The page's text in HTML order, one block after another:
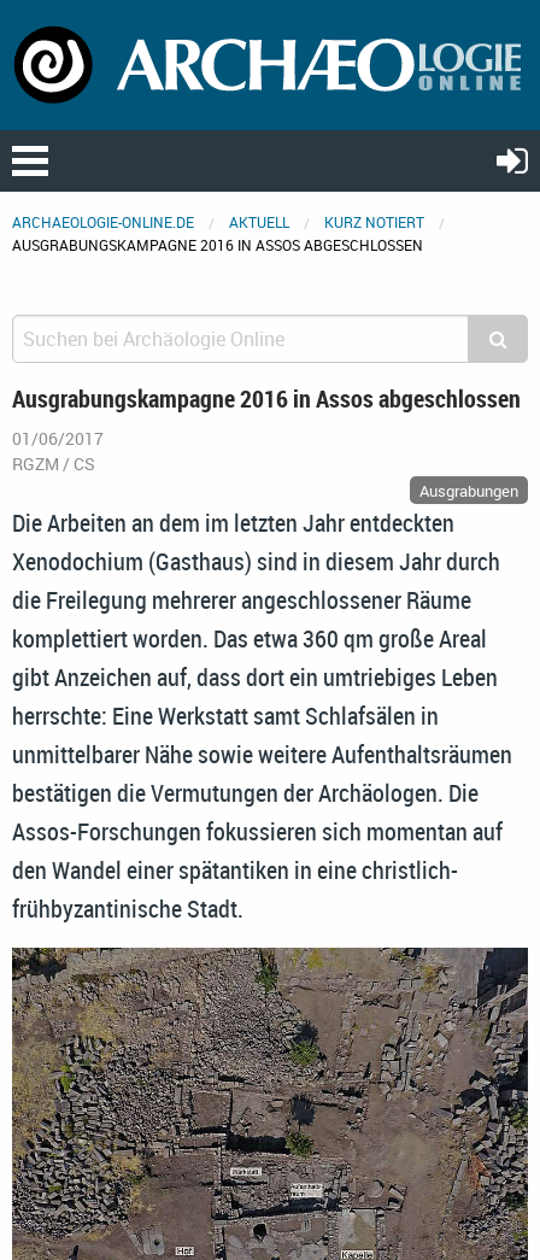
ARCHAEOLOGIE-ONLINE.DE AKTUELL
KURZ NOTIERT
AUSGRABUNGSKAMPAGNE 2016 IN ASSOS ABGESCHLOSSEN
Ausgrabungskampagne 2016 in Assos abgeschlossen
01/06/2017
RGZM / CS
Ausgrabungen
Die Arbeiten an dem im letzten Jahr entdeckten
Xenodochium (Gasthaus) sind in diesem Jahr durch
die Freilegung mehrerer angeschlossener Räume
komplettiert worden. Das etwa 360 qm große Areal
gibt Anzeichen auf, dass dort ein umtriebiges Leben
herrschte: Eine Werkstatt samt Schlafsälen in
unmittelbarer Nähe sowie weitere Aufenthaltsräumen
bestätigen die Vermutungen der Archäologen. Die
Assos-Forschungen fokussieren sich momentan auf
den Wandel einer spätantiken in eine christlich-
frühbyzantinische Stadt.